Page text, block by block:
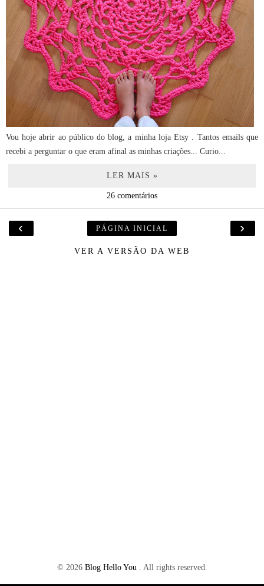
Vou hoje abrir ao público do blog, a minha loja Etsy . Tantos emails que
recebi a perguntar o que eram afinal as minhas criações... Curio...
LER MAIS »
26 comentários
‹ ›
PÁGINA INICIAL
VER A VERSÃO DA WEB
© 2026 Blog Hello You . All rights reserved.